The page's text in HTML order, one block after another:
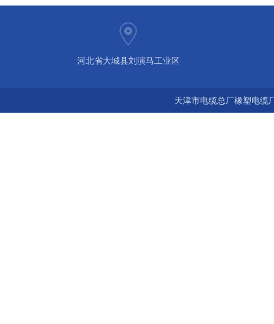
河北省大城县刘演马工业区
天津市电缆总厂橡塑电